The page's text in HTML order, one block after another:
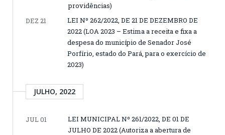
providências)
DEZ 21
LEI Nº 262/2022, DE 21 DE DEZEMBRO DE
2022 (LOA 2023 – Estima a receita e fixa a
despesa do município de Senador José
Porfírio, estado do Pará, para o exercício de
2023)
JULHO, 2022
JUL 01
LEI MUNICIPAL Nº 261/2022, DE 01 DE
JULHO DE 2022 (Autoriza a abertura de